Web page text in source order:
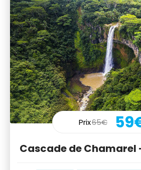
Prix65€
Cascade de Chamarel